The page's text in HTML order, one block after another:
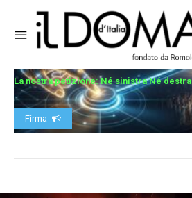
La nostra petizione: Né sinistra Né destra
Firma -